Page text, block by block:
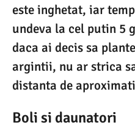
este inghetat, iar
undeva la cel putin 5
daca ai decis sa
argintii, nu ar strica
distanta de
Boli si daunatori